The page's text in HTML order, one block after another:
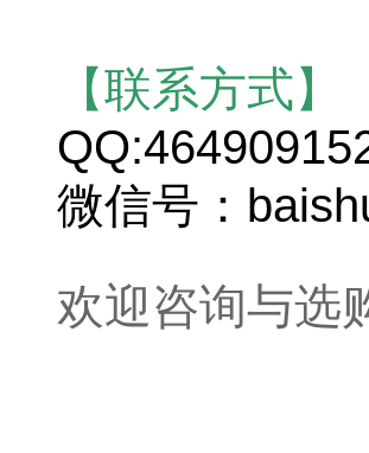
【联系方式】
微信号：
欢迎咨询与选